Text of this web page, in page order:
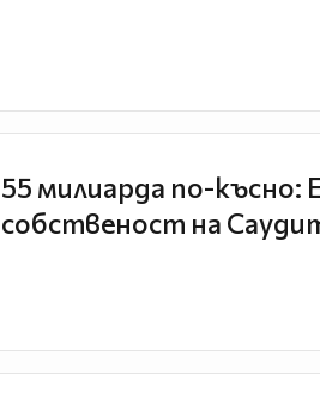
55 милиарда по-късно:
собственост на